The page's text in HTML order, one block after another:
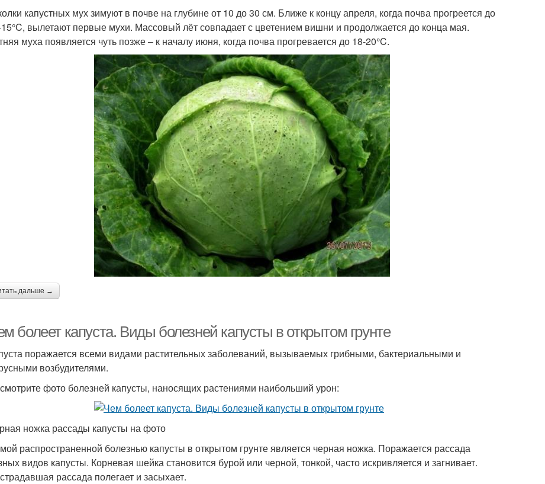
капустных мух зимуют в почве на глубине от 10 до 30 см. Ближе к концу апреля, когда почва прогреется до
вылетают первые мухи. Массовый лёт совпадает с цветением вишни и продолжается до конца мая.
муха появляется чуть позже – к началу июня, когда почва прогревается до 18-20°C.
дальше →
болеет капуста. Виды болезней капусты в открытом грунте
поражается всеми видами растительных заболеваний, вызываемых грибными, бактериальными и
возбудителями.
фото болезней капусты, наносящих растениями наибольший урон:
ножка рассады капусты на фото
распространенной болезнью капусты в открытом грунте является черная ножка. Поражается рассада
видов капусты. Корневая шейка становится бурой или черной, тонкой, часто искривляется и загнивает.
рассада полегает и засыхает.